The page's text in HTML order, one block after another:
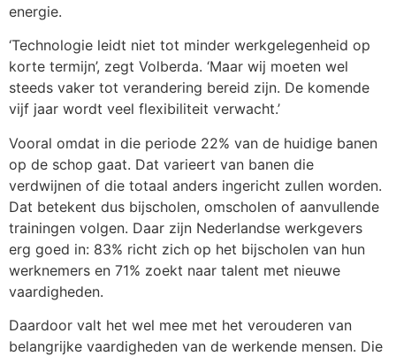
energie.
‘Technologie leidt niet tot minder werkgelegenheid op
korte termijn’, zegt Volberda. ‘Maar wij moeten wel
steeds vaker tot verandering bereid zijn. De komende
vijf jaar wordt veel flexibiliteit verwacht.’
Vooral omdat in die periode 22% van de huidige banen
op de schop gaat. Dat varieert van banen die
verdwijnen of die totaal anders ingericht zullen worden.
Dat betekent dus bijscholen, omscholen of aanvullende
trainingen volgen. Daar zijn Nederlandse werkgevers
erg goed in: 83% richt zich op het bijscholen van hun
werknemers en 71% zoekt naar talent met nieuwe
vaardigheden.
Daardoor valt het wel mee met het verouderen van
belangrijke vaardigheden van de werkende mensen. Die